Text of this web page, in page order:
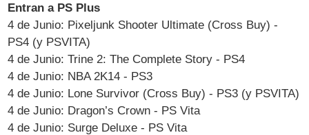
Entran a PS Plus
4 de Junio: Pixeljunk Shooter Ultimate (Cross Buy) -
PS4 (y PSVITA)
4 de Junio: Trine 2: The Complete Story - PS4
4 de Junio: NBA 2K14 - PS3
4 de Junio: Lone Survivor (Cross Buy) - PS3 (y PSVITA)
4 de Junio: Dragon’s Crown - PS Vita
4 de Junio: Surge Deluxe - PS Vita